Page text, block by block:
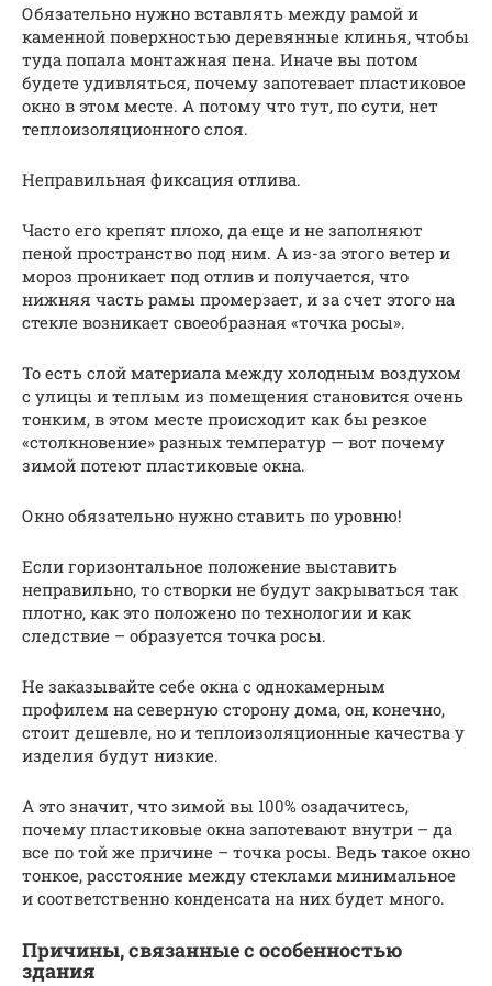
Обязательно нужно вставлять между рамой и
каменной поверхностью деревянные клинья, чтобы
туда попала монтажная пена. Иначе вы потом
будете удивляться, почему запотевает пластиковое
окно в этом месте. А потому что тут, по сути, нет
теплоизоляционного слоя.
Неправильная фиксация отлива.
Часто его крепят плохо, да еще и не заполняют
пеной пространство под ним. А из-за этого ветер и
мороз проникает под отлив и получается, что
нижняя часть рамы промерзает, и за счет этого на
стекле возникает своеобразная «точка росы».
То есть слой материала между холодным воздухом
с улицы и теплым из помещения становится очень
тонким, в этом месте происходит как бы резкое
«столкновение» разных температур — вот почему
зимой потеют пластиковые окна.
Окно обязательно нужно ставить по уровню!
Если горизонтальное положение выставить
неправильно, то створки не будут закрываться так
плотно, как это положено по технологии и как
следствие – образуется точка росы.
Не заказывайте себе окна с однокамерным
профилем на северную сторону дома, он, конечно,
стоит дешевле, но и теплоизоляционные качества у
изделия будут низкие.
А это значит, что зимой вы 100% озадачитесь,
почему пластиковые окна запотевают внутри – да
все по той же причине – точка росы. Ведь такое окно
тонкое, расстояние между стеклами минимальное
и соответственно конденсата на них будет много.
Причины, связанные с особенностью
здания